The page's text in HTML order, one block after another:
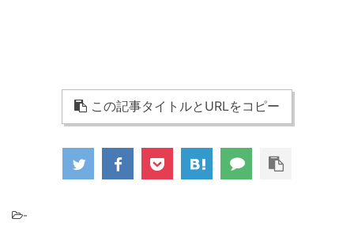
この記事タイトルとURLをコピー
-